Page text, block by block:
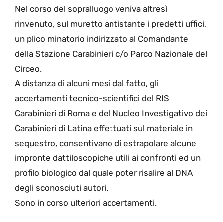
Nel corso del sopralluogo veniva altresì
rinvenuto, sul muretto antistante i predetti uffici,
un plico minatorio indirizzato al Comandante
della Stazione Carabinieri c/o Parco Nazionale del
Circeo.
A distanza di alcuni mesi dal fatto, gli
accertamenti tecnico-scientifici del RIS
Carabinieri di Roma e del Nucleo Investigativo dei
Carabinieri di Latina effettuati sul materiale in
sequestro, consentivano di estrapolare alcune
impronte dattiloscopiche utili ai confronti ed un
profilo biologico dal quale poter risalire al DNA
degli sconosciuti autori.
Sono in corso ulteriori accertamenti.